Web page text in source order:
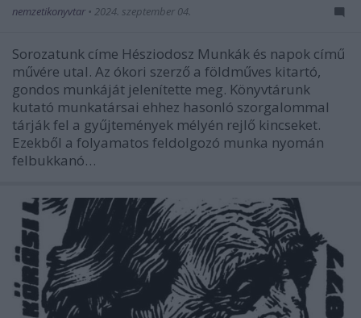
nemzetikonyvtar • 2024. szeptember 04.
Sorozatunk címe Hésziodosz Munkák és napok című
művére utal. Az ókori szerző a földműves kitartó,
gondos munkáját jelenítette meg. Könyvtárunk
kutató munkatársai ehhez hasonló szorgalommal
tárják fel a gyűjtemények mélyén rejlő kincseket.
Ezekből a folyamatos feldolgozó munka nyomán
felbukkanó…